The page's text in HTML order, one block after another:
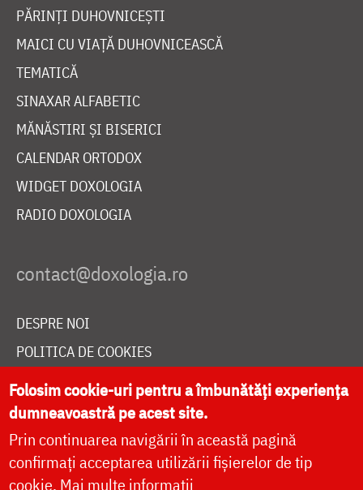
PĂRINȚI DUHOVNICEȘTI
MAICI CU VIAȚĂ DUHOVNICEASCĂ
TEMATICĂ
SINAXAR ALFABETIC
MĂNĂSTIRI ȘI BISERICI
CALENDAR ORTODOX
WIDGET DOXOLOGIA
RADIO DOXOLOGIA
DESPRE NOI
POLITICA DE COOKIES
DONEAZĂ ONLINE PENTRU CATEDRALA NAȚIONALĂ
LIVE
Folosim cookie-uri pentru a îmbunătăți experiența
dumneavoastră pe acest site.
Prin continuarea navigării în această pagină
confirmați acceptarea utilizării fișierelor de tip
cookie. Mai multe informații